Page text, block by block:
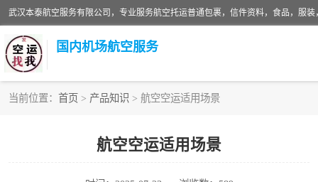
国内机场航空服务
当前位置： 首页 > 产品知识 > 航空空运适用场景
航空空运适用场景